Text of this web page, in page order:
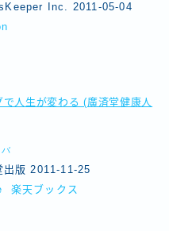
Inc. 2011-05-04
で人生が変わる (廣済堂健康人
出版 2011-11-25
楽天ブックス